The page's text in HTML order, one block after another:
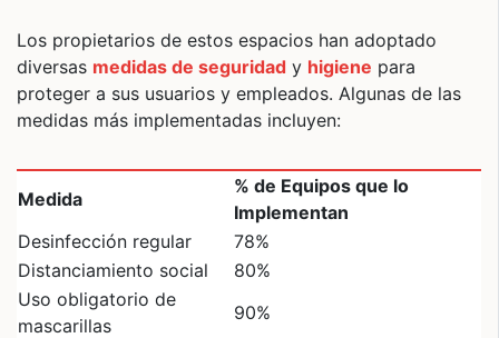
Los propietarios de estos espacios han adoptado
diversas medidas de seguridad y higiene para
proteger a sus usuarios y empleados. Algunas de las
medidas más implementadas incluyen:
Medida
% de Equipos que lo
Implementan
Desinfección regular
78%
Distanciamiento social
80%
Uso obligatorio de
mascarillas
90%